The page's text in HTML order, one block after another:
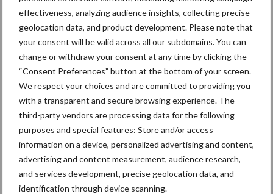
effectiveness, analyzing audience insights, collecting precise
geolocation data, and product development. Please note that
your consent will be valid across all our subdomains. You can
change or withdraw your consent at any time by clicking the
“Consent Preferences” button at the bottom of your screen.
We respect your choices and are committed to providing you
with a transparent and secure browsing experience. The
third-party vendors are processing data for the following
purposes and special features: Store and/or access
information on a device, personalized advertising and content,
advertising and content measurement, audience research,
and services development, precise geolocation data, and
identification through device scanning.
gewild doelwit criminelen
Themapagina's
Diergezondheid Bemesting Fokkerij